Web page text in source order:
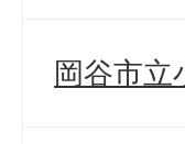
岡谷市立